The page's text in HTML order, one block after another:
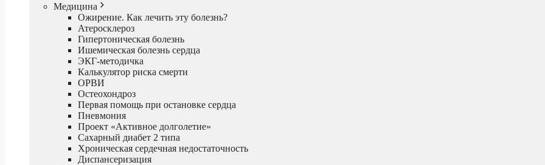
Медицина
Ожирение. Как лечить эту болезнь?
Атеросклероз
Гипертоническая болезнь
Ишемическая болезнь сердца
ЭКГ-методичка
Калькулятор риска смерти
ОРВИ
Остеохондроз
Первая помощь при остановке сердца
Пневмония
Проект «Активное долголетие»
Сахарный диабет 2 типа
Хроническая сердечная недостаточность
Диспансеризация